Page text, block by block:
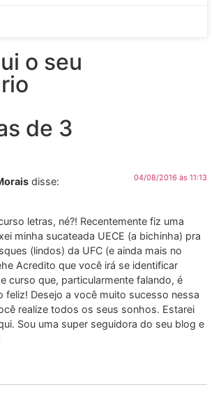
o seu
de 3
disse: 04/08/2016 às 11:13
letras, né?! Recentemente fiz uma
minha sucateada UECE (a bichinha) pra
(lindos) da UFC (e ainda mais no
Acredito que você irá se identificar
curso que, particularmente falando, é
feliz! Desejo a você muito sucesso nessa
realize todos os seus sonhos. Estarei
Sou uma super seguidora do seu blog e